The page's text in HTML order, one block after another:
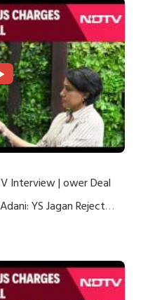
Interview | ower Deal
YS Jagan Rejects